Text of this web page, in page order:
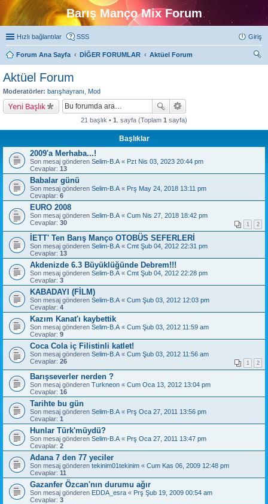
Barış Manço Mix Forum
Hızlı bağlantılar SSS Giriş
Forum Ana Sayfa DİĞER FORUMLAR
Aktüel Forum
Aktüel Forum
Moderatörler: barışhayranı Mod
Yeni Başlık
21 başlık • 1 . sayfa (Toplam 1 sayfa)
Başlıklar
2009'a Merhaba...!
Son mesaj gönderen Selim-B.A « Pzt Nis 03, 2023 20:44 pm
Cevaplar: 13
Babalar günü
Son mesaj gönderen Selim-B.A « Prş May 24, 2018 13:11 pm
Cevaplar: 6
EURO 2008
Son mesaj gönderen Selim-B.A « Cum Nis 27, 2018 18:42 pm
Cevaplar: 30 1 2
İETT' Ten Barış Manço OTOBÜS SEFERLERİ
Son mesaj gönderen Selim-B.A « Cmt Şub 04, 2012 22:31 pm
Cevaplar: 13
Akdenizde 6.3 Büyüklüğünde Debrem!!!
Son mesaj gönderen Selim-B.A « Cmt Şub 04, 2012 22:28 pm
Cevaplar: 3
KABADAYI (FİLM)
Son mesaj gönderen Selim-B.A « Cum Şub 03, 2012 12:03 pm
Cevaplar: 4
Kazım Kanat'ı kaybettik
Son mesaj gönderen Selim-B.A « Cum Şub 03, 2012 11:59 am
Cevaplar: 9
Coca Cola iç Filistinli katlet!
Son mesaj gönderen Selim-B.A « Cum Şub 03, 2012 11:56 am
Cevaplar: 26 1 2
Barışseverler nerden ?
Son mesaj gönderen Turkneon « Cum Oca 13, 2012 13:04 pm
Cevaplar: 16
Tarihte bu gün
Son mesaj gönderen Selim-B.A « Prş Oca 27, 2011 13:56 pm
Cevaplar: 1
Hunlar Türk'müydü?
Son mesaj gönderen Selim-B.A « Prş Oca 27, 2011 13:47 pm
Cevaplar: 2
Adana 7 den 77 yeciler
Son mesaj gönderen tekinim01tekinim « Cum Kas 06, 2009 12:48 pm
Cevaplar: 11
Gazanfer Özcan'nın durumu ağır
Son mesaj gönderen EDDA_esra « Prş Şub 19, 2009 00:54 am
Cevaplar: 3